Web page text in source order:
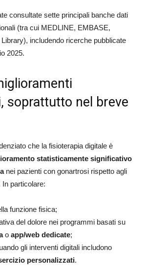
consultate sette principali banche dati
(tra cui MEDLINE, EMBASE,
includendo ricerche pubblicate
2025.
soprattutto nel breve
che la fisioterapia digitale è
statisticamente significativo
nei pazienti con gonartrosi rispetto agli
particolare:
funzione fisica;
del dolore nei programmi basati su
o app/web dedicate;
gli interventi digitali includono
personalizzati.